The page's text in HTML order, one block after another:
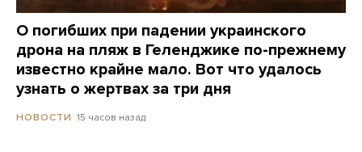
О погибших при падении украинского
дрона на пляж в Геленджике по-прежнему
известно крайне мало. Вот что удалось
узнать о жертвах за три дня
НОВОСТИ 15 часов назад